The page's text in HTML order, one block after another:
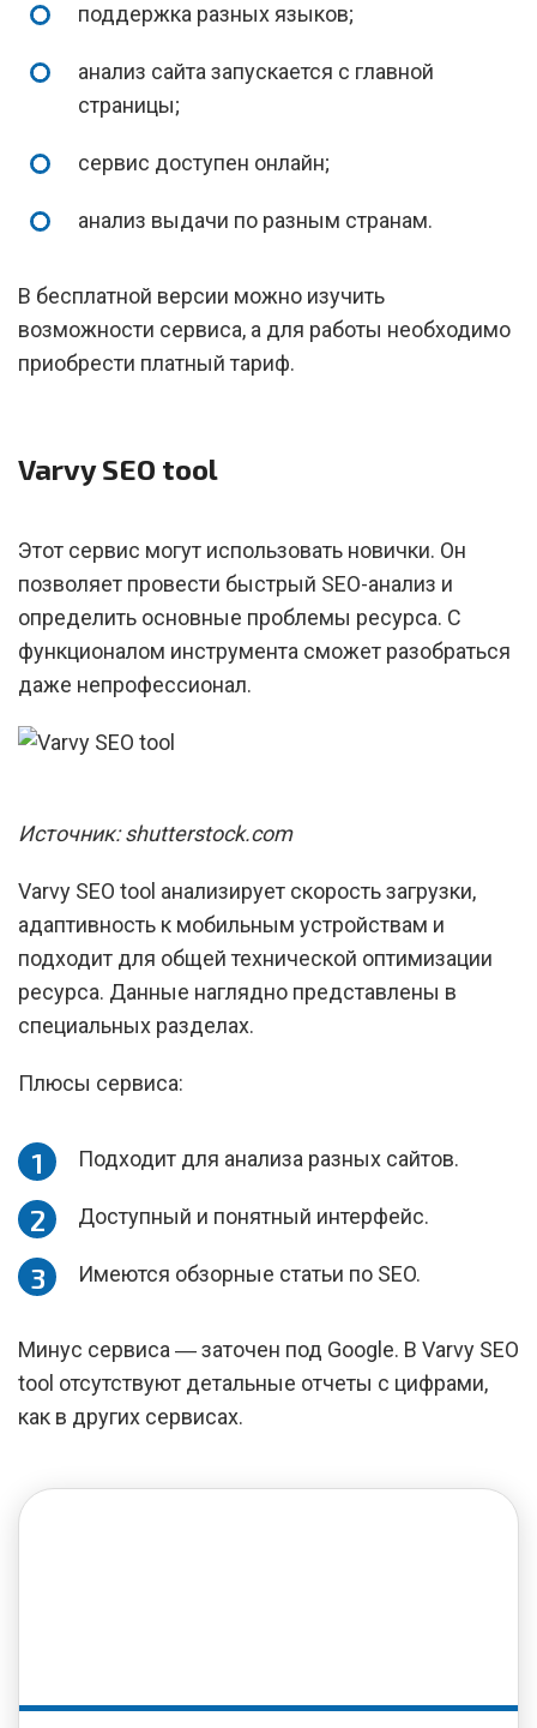
поддержка разных языков;
анализ сайта запускается с главной
страницы;
сервис доступен онлайн;
анализ выдачи по разным странам.
В бесплатной версии можно изучить
возможности сервиса, а для работы необходимо
приобрести платный тариф.
Varvy SEO tool
Этот сервис могут использовать новички. Он
позволяет провести быстрый SEO-анализ и
определить основные проблемы ресурса. С
функционалом инструмента сможет разобраться
даже непрофессионал.
Источник: shutterstock.com
Varvy SEO tool анализирует скорость загрузки,
адаптивность к мобильным устройствам и
подходит для общей технической оптимизации
ресурса. Данные наглядно представлены в
специальных разделах.
Плюсы сервиса:
Подходит для анализа разных сайтов.
Доступный и понятный интерфейс.
Имеются обзорные статьи по SEO.
Минус сервиса ― заточен под Google. В Varvy SEO
tool отсутствуют детальные отчеты с цифрами,
как в других сервисах.